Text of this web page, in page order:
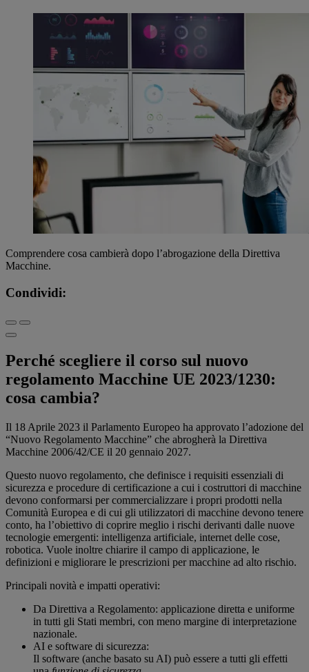
Comprendere cosa cambierà dopo l’abrogazione della Direttiva
Macchine.
Condividi:
Perché scegliere il corso sul nuovo
regolamento Macchine UE 2023/1230:
cosa cambia?
Il 18 Aprile 2023 il Parlamento Europeo ha approvato l’adozione del
“Nuovo Regolamento Macchine” che abrogherà la Direttiva
Macchine 2006/42/CE il 20 gennaio 2027.
Questo nuovo regolamento, che definisce i requisiti essenziali di
sicurezza e procedure di certificazione a cui i costruttori di macchine
devono conformarsi per commercializzare i propri prodotti nella
Comunità Europea e di cui gli utilizzatori di macchine devono tenere
conto, ha l’obiettivo di coprire meglio i rischi derivanti dalle nuove
tecnologie emergenti: intelligenza artificiale, internet delle cose,
robotica. Vuole inoltre chiarire il campo di applicazione, le
definizioni e migliorare le prescrizioni per macchine ad alto rischio.
Principali novità e impatti operativi:
Da Direttiva a Regolamento: applicazione diretta e uniforme
in tutti gli Stati membri, con meno margine di interpretazione
nazionale.
AI e software di sicurezza:
Il software (anche basato su AI) può essere a tutti gli effetti